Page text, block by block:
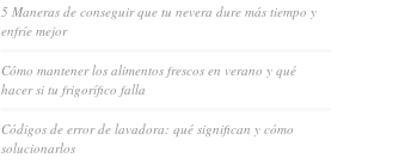
5 Maneras de conseguir que tu nevera dure más tiempo y
enfríe mejor
Cómo mantener los alimentos frescos en verano y qué
hacer si tu frigorífico falla
Códigos de error de lavadora: qué significan y cómo
solucionarlos